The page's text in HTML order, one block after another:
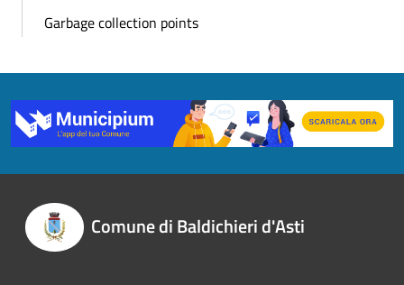
Garbage collection points
Comune di Baldichieri d'Asti